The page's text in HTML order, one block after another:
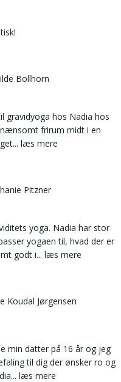
Bollhorn
gravidyoga hos Nadia hos
frirum midt i en
... læs mere
Pitzner
yoga. Nadia har stor
yogaen til, hvad der er
godt i... læs mere
Koudal Jørgensen
min datter på 16 år og jeg
til dig der ønsker ro og
... læs mere